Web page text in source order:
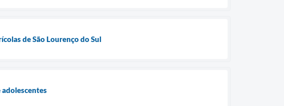
de São Lourenço do Sul
adolescentes